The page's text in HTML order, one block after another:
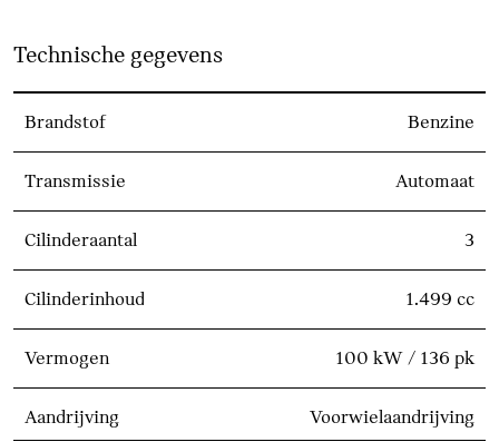
Technische gegevens
Brandstof Benzine
Transmissie Automaat
Cilinderaantal 3
Cilinderinhoud 1.499 cc
Vermogen 100 kW / 136 pk
Aandrijving Voorwielaandrijving